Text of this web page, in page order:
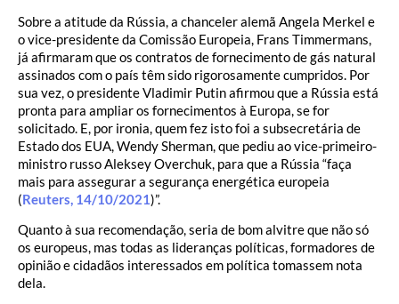
Sobre a atitude da Rússia, a chanceler alemã Angela Merkel e
o vice-presidente da Comissão Europeia, Frans Timmermans,
já afirmaram que os contratos de fornecimento de gás natural
assinados com o país têm sido rigorosamente cumpridos. Por
sua vez, o presidente Vladimir Putin afirmou que a Rússia está
pronta para ampliar os fornecimentos à Europa, se for
solicitado. E, por ironia, quem fez isto foi a subsecretária de
Estado dos EUA, Wendy Sherman, que pediu ao vice-primeiro-
ministro russo Aleksey Overchuk, para que a Rússia “faça
mais para assegurar a segurança energética europeia
(Reuters, 14/10/2021)”.
Quanto à sua recomendação, seria de bom alvitre que não só
os europeus, mas todas as lideranças políticas, formadores de
opinião e cidadãos interessados em política tomassem nota
dela.